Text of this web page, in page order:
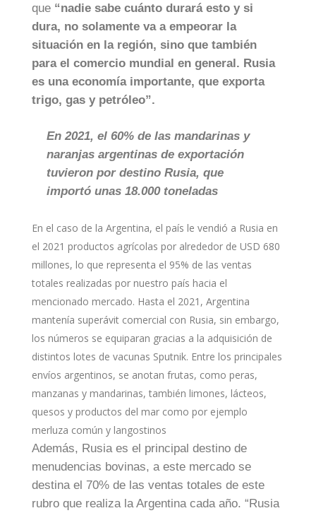
que “nadie sabe cuánto durará esto y si
dura, no solamente va a empeorar la
situación en la región, sino que también
para el comercio mundial en general. Rusia
es una economía importante, que exporta
trigo, gas y petróleo”.
En 2021, el 60% de las mandarinas y
naranjas argentinas de exportación
tuvieron por destino Rusia, que
importó unas 18.000 toneladas
En el caso de la Argentina, el país le vendió a Rusia en
el 2021 productos agrícolas por alrededor de USD 680
millones, lo que representa el 95% de las ventas
totales realizadas por nuestro país hacia el
mencionado mercado. Hasta el 2021, Argentina
mantenía superávit comercial con Rusia, sin embargo,
los números se equiparan gracias a la adquisición de
distintos lotes de vacunas Sputnik. Entre los principales
envíos argentinos, se anotan frutas, como peras,
manzanas y mandarinas, también limones, lácteos,
quesos y productos del mar como por ejemplo
merluza común y langostinos
Además, Rusia es el principal destino de
menudencias bovinas, a este mercado se
destina el 70% de las ventas totales de este
rubro que realiza la Argentina cada año. “Rusia